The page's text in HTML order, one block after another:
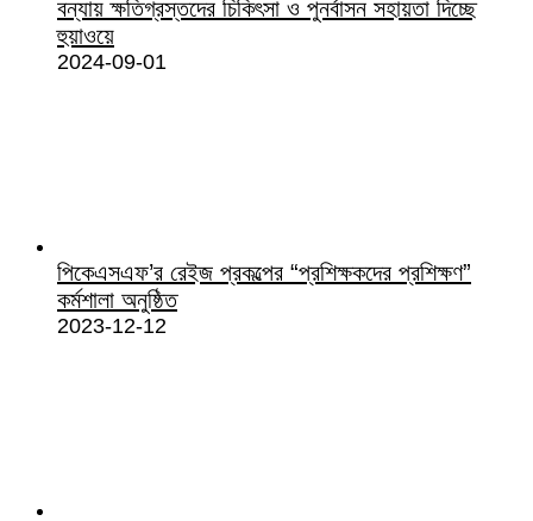
বন্যায় ক্ষতিগ্রস্তদের চিকিৎসা ও পুনর্বাসন সহায়তা দিচ্ছে
হুয়াওয়ে
2024-09-01
পিকেএসএফ’র রেইজ প্রকল্পের “প্রশিক্ষকদের প্রশিক্ষণ”
কর্মশালা অনুষ্ঠিত
2023-12-12